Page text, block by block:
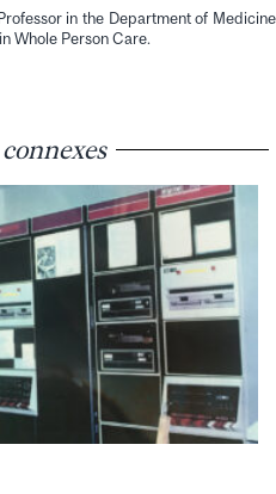
in the Department of Medicine
Whole Person Care.